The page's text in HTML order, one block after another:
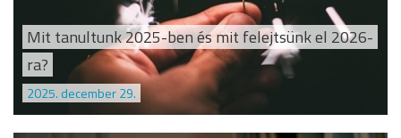
Mit tanultunk 2025-ben és mit felejtsünk el 2026-
ra?
2025. december 29.